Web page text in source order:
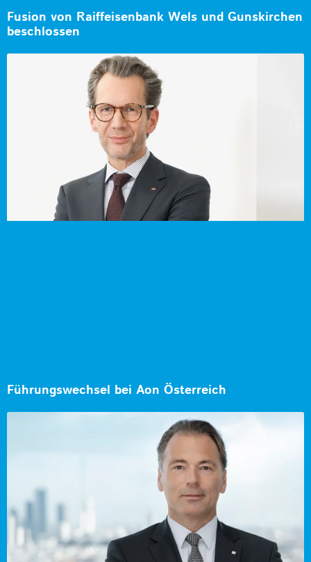
Fusion von Raiffeisenbank Wels und Gunskirchen
beschlossen
Führungswechsel bei Aon Österreich